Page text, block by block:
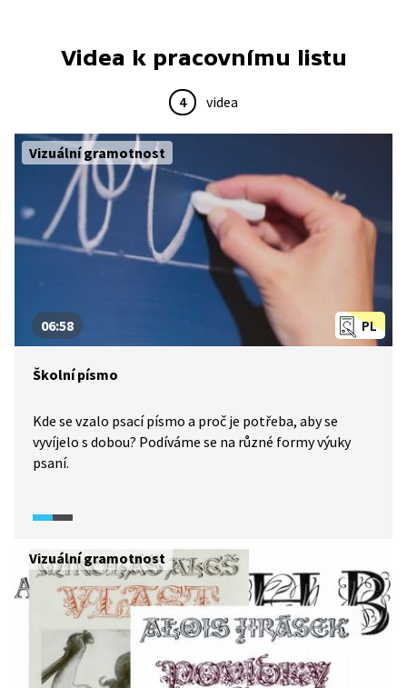
Videa k pracovnímu listu
4 videa
Vizuální gramotnost
PL
06:58
Školní písmo
Kde se vzalo psací písmo a proč je potřeba, aby se
vyvíjelo s dobou? Podíváme se na různé formy výuky
psaní.
Vizuální gramotnost